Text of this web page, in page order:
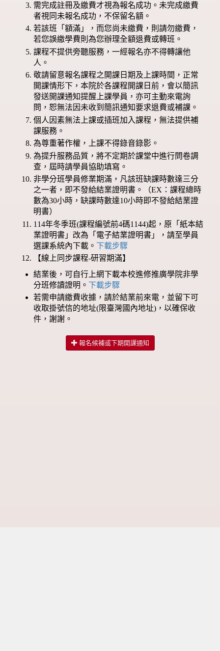
需完成註冊及繳費才視為報名成功。未完成繳費
者視同未報名成功，不保留名額。
若該班「額滿」，而您尚未繳費，則請勿繳費，
若您誤繳學費則為您辦理全額退費或轉班。
課程不提供旁聽服務，一經報名亦不得轉讓他
人。
敬請留意報名課程之開課日期及上課時間，正常
開課情形下，本院於各課程開課日前，會以簡訊
發送開課通知提醒上課學員，亦可主動來電詢
問，恕無法因未收到簡訊通知要求退費或補課。
個人因素無法上課或插班加入課程，無法提供補
課服務。
為尊重著作權，上課不得錄音錄影。
為提升服務品質，將不定期於課堂中進行問卷調
查，屆時請學員協助填寫。
非學分班學員修業期滿，凡該班缺課時數達三分
之一者，即不發給結業證明書。（EX：課程總時
數為30小時，缺課時數達10小時即不發給結業證
明書）
114年冬季班(課程編號前4碼1144)起，原「紙本結
業證明書」改為「電子結業證明書」，請至學員
選課系統內下載。 下載步驟
【線上同步課程-研習期滿】
結業後，可自行上網下載本校進修推廣學院非學
分班修讀證明。 下載步驟
若需申請繳費收據，請於結業前來電，並留下可
收取掛號信的地址(限臺灣國內地址)，以確保收
件，謝謝。
報名候補或下期開課通知